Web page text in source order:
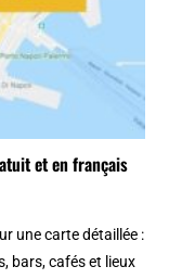
et en français
une carte détaillée :
bars, cafés et lieux